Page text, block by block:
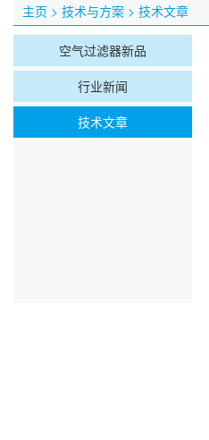
主页 > 技术与方案 > 技术文章
空气过滤器新品
行业新闻
技术文章